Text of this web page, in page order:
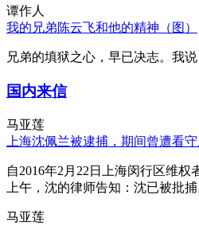
谭作人
我的兄弟陈云飞和他的精神（图）
兄弟的填狱之心，早已决志。我
国内来信
马亚莲
上海沈佩兰被逮捕，期间曾遭看
自2016年2月22日上海闵行区维
上午，沈的律师告知：沈已被批捕
马亚莲